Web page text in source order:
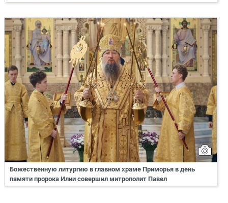
Божественную литургию в главном храме Приморья в день
памяти пророка Илии совершил митрополит Павел